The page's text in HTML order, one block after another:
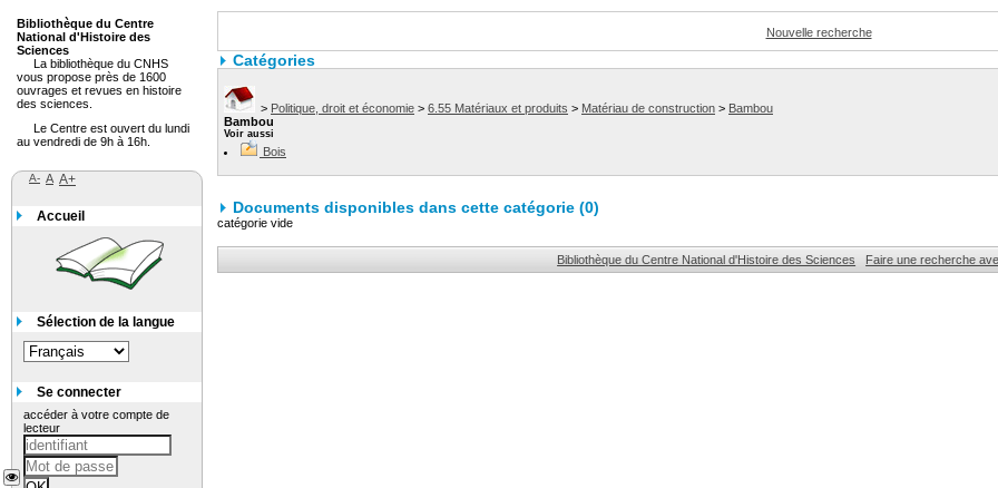
Nouvelle recherche
Catégories
> Politique, droit et économie > 6.55 Matériaux et produits > Matériau de construction > Bambou
Bambou
Voir aussi
Bois
Documents disponibles dans cette catégorie (0)
catégorie vide
Bibliothèque du Centre National d'Histoire des Sciences Faire une recherche
Bibliothèque du Centre
National d'Histoire des
Sciences
La bibliothèque du CNHS
vous propose près de 1600
ouvrages et revues en histoire
des sciences.
Le Centre est ouvert du lundi
au vendredi de 9h à 16h.
A- A A+
Accueil
Sélection de la langue
Se connecter
accéder à votre compte de
lecteur